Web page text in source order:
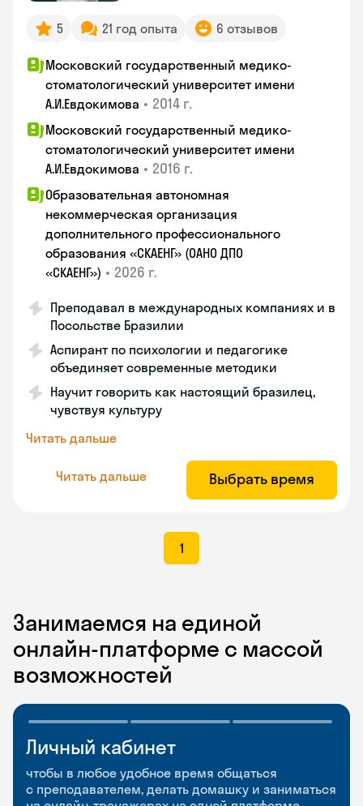
5 21 год опыта 6 отзывов
Московский государственный медико-
стоматологический университет имени
А.И.Евдокимова • 2014 г.
Московский государственный медико-
стоматологический университет имени
А.И.Евдокимова • 2016 г.
Образовательная автономная
некоммерческая организация
дополнительного профессионального
образования «СКАЕНГ» (ОАНО ДПО
«СКАЕНГ») • 2026 г.
Преподавал в международных компаниях и в
Посольстве Бразилии
Аспирант по психологии и педагогике
объединяет современные методики
Научит говорить как настоящий бразилец,
чувствуя культуру
Читать дальше
Читать дальше Выбрать время
1
Занимаемся на единой
онлайн-платформе с массой
возможностей
Личный кабинет
чтобы в любое удобное время общаться
с преподавателем, делать домашку и заниматься
Мобильное
приложение
чтобы заниматься и изучать новые слова где
Разговорные клубы
и Talks
Групповые занятия для разговорной практики